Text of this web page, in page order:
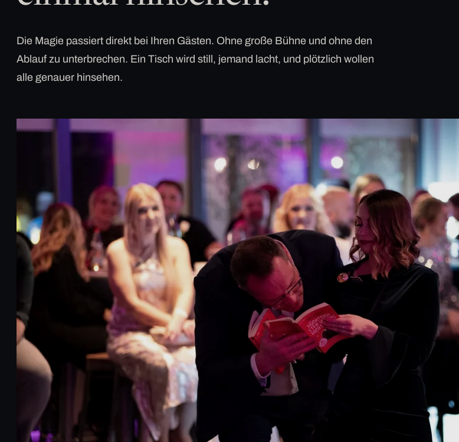
Die Magie passiert direkt bei Ihren Gästen. Ohne große Bühne und ohne den
Ablauf zu unterbrechen. Ein Tisch wird still, jemand lacht, und plötzlich wollen
alle genauer hinsehen.